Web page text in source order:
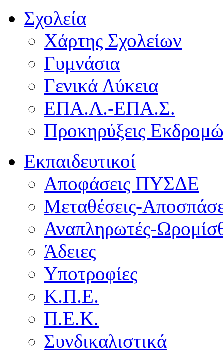
Σχολεία
Χάρτης Σχολείων
Γυμνάσια
Γενικά Λύκεια
ΕΠΑ.Λ.-ΕΠΑ.Σ.
Προκηρύξεις
Εκπαιδευτικοί
Αποφάσεις ΠΥΣΔΕ
Μεταθέσεις-
Αναπληρωτές-
Άδειες
Υποτροφίες
Κ.Π.Ε.
Π.Ε.Κ.
Συνδικαλιστικά